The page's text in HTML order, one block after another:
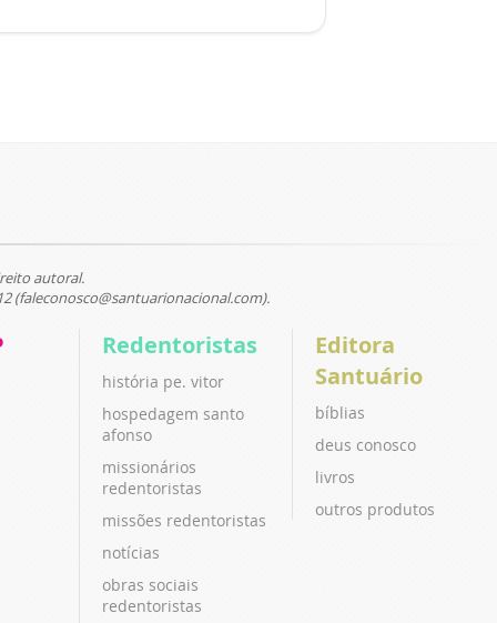
autoral.
(faleconosco@santuarionacional.com).
Redentoristas
história pe. vitor
hospedagem santo
afonso
missionários
redentoristas
missões redentoristas
notícias
obras sociais
redentoristas
Editora
Santuário
bíblias
deus conosco
livros
outros produtos